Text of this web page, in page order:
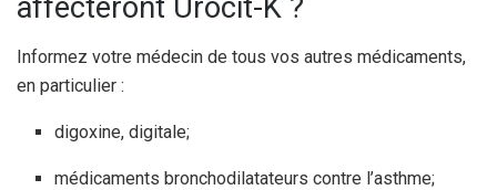
affecteront Urocit-K ?
Informez votre médecin de tous vos autres médicaments,
en particulier :
digoxine, digitale;
médicaments bronchodilatateurs contre l’asthme;